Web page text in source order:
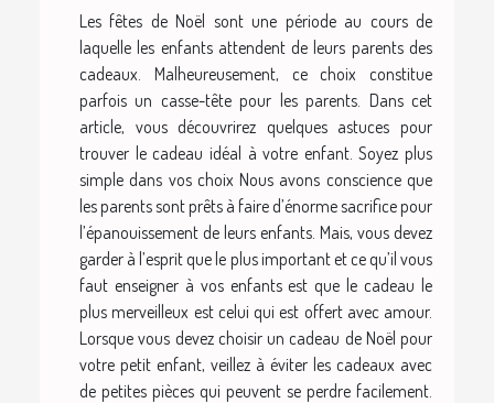
Les fêtes de Noël sont une période au cours de
laquelle les enfants attendent de leurs parents des
cadeaux. Malheureusement, ce choix constitue
parfois un casse-tête pour les parents. Dans cet
article, vous découvrirez quelques astuces pour
trouver le cadeau idéal à votre enfant. Soyez plus
simple dans vos choix Nous avons conscience que
les parents sont prêts à faire d’énorme sacrifice pour
l’épanouissement de leurs enfants. Mais, vous devez
garder à l’esprit que le plus important et ce qu’il vous
faut enseigner à vos enfants est que le cadeau le
plus merveilleux est celui qui est offert avec amour.
Lorsque vous devez choisir un cadeau de Noël pour
votre petit enfant, veillez à éviter les cadeaux avec
de petites pièces qui peuvent se perdre facilement.